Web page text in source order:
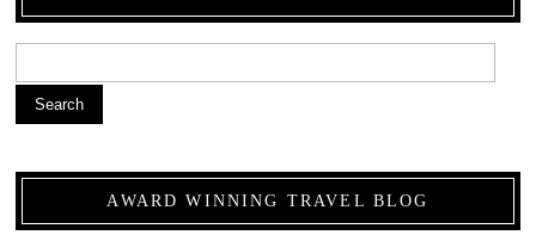
Search
AWARD WINNING TRAVEL BLOG